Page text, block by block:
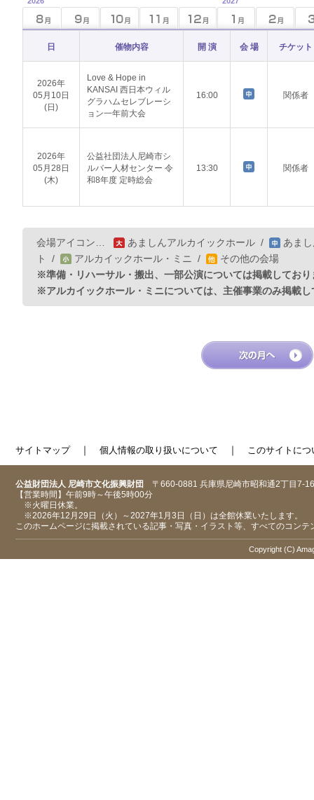
日 催物内容 開 演 会 場 チケット
2026年
05月10日
(日)
Love & Hope in
KANSAI 西日本ウィル
グラハムセレブレーシ
ョン一年前大会
16:00 関係者
2026年
05月28日
(木)
公益社団法人尼崎市シ
ルバー人材センター 令
和8年度 定時総会
13:30 関係者
会場アイコン… あましんアルカイックホール /
あま
ト
/ アルカイックホール・ミニ /
その他の会場
※準備・リハーサル・搬出、一部公演については掲載しており
※アルカイックホール・ミニについては、主催事業のみ掲載し
サイトマップ｜ 個人情報の取り扱いについて ｜ このサイトにつ
公益財団法人 尼崎市文化振興財団 〒660-0881 兵庫県尼崎市昭和通2丁目7-16
【営業時間】午前9時～午後5時00分
※火曜日休業。
※2026年12月29日（火）～2027年1月3日（日）は全館休業いたします。
このホームページに掲載されている記事・写真・イラスト等、すべてのコン
Copyright (C)